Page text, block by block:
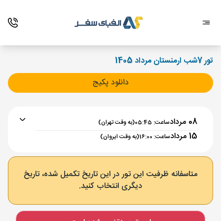
تور 7شب ارمنستان مرداد 1405
دانلود پکیج
08 مرداد ساعت: 05:45 (به وقت تهران)
15 مرداد ساعت: 16:00 (به وقت ایروان)
برنامه رفت :
فرودگاه بین‌المللی امام خمینی IKA
ایروان , فرودگاه بین‌المللی زوارتنوتس EVN
متاسفانه ظرفیت این تور در این تاریخ تکمیل شده، تاریخ
دیگری انتخاب کنید.